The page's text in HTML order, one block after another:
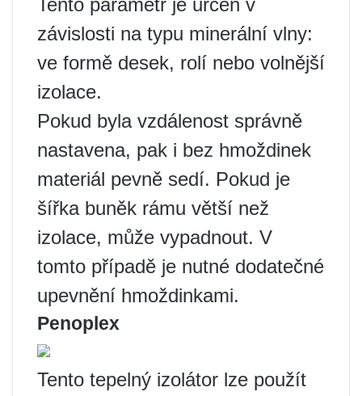
závislosti na typu minerální vlny:
ve formě desek, rolí nebo volnější
izolace.
Pokud byla vzdálenost správně
nastavena, pak i bez hmoždinek
materiál pevně sedí. Pokud je
šířka buněk rámu větší než
izolace, může vypadnout. V
tomto případě je nutné dodatečné
upevnění hmoždinkami.
Penoplex
Tento tepelný izolátor lze použít